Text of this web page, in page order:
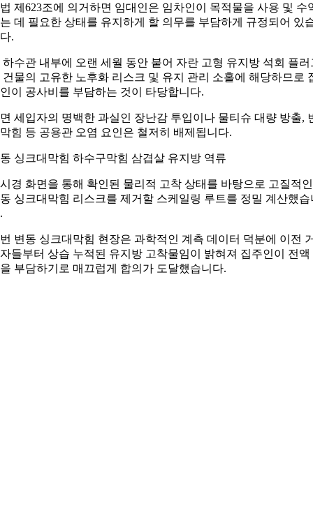
제623조에 의거하면 임대인은 임차인이 목적물을 사용 및 수
데 필요한 상태를 유지하게 할 의무를 부담하게 규정되어 있
.
하수관 내부에 오랜 세월 동안 붙어 자란 고형 유지방 석회 플러
건물의 고유한 노후화 리스크 및 유지 관리 소홀에 해당하므로
이 공사비를 부담하는 것이 타당합니다.
세입자의 명백한 과실인 장난감 투입이나 물티슈 대량 방출,
힘 등 공용관 오염 요인은 철저히 배제됩니다.
싱크대막힘 하수구막힘 삼겹살 유지방 역류
경 화면을 통해 확인된 물리적 고착 상태를 바탕으로 고질적인
싱크대막힘 리스크를 제거할 스케일링 루트를 정밀 계산했습
변동 싱크대막힘 현장은 과학적인 계측 데이터 덕분에 이전
들부터 상습 누적된 유지방 고착물임이 밝혀져 집주인이 전액
부담하기로 매끄럽게 합의가 도달했습니다.